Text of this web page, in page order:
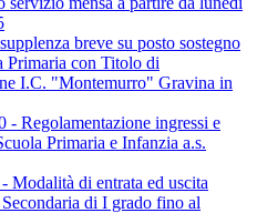
breve su posto sostegno
Primaria con Titolo di
I.C. "Montemurro" Gravina in
- Regolamentazione ingressi e
Primaria e Infanzia a.s.
Modalità di entrata ed uscita
di I grado fino al